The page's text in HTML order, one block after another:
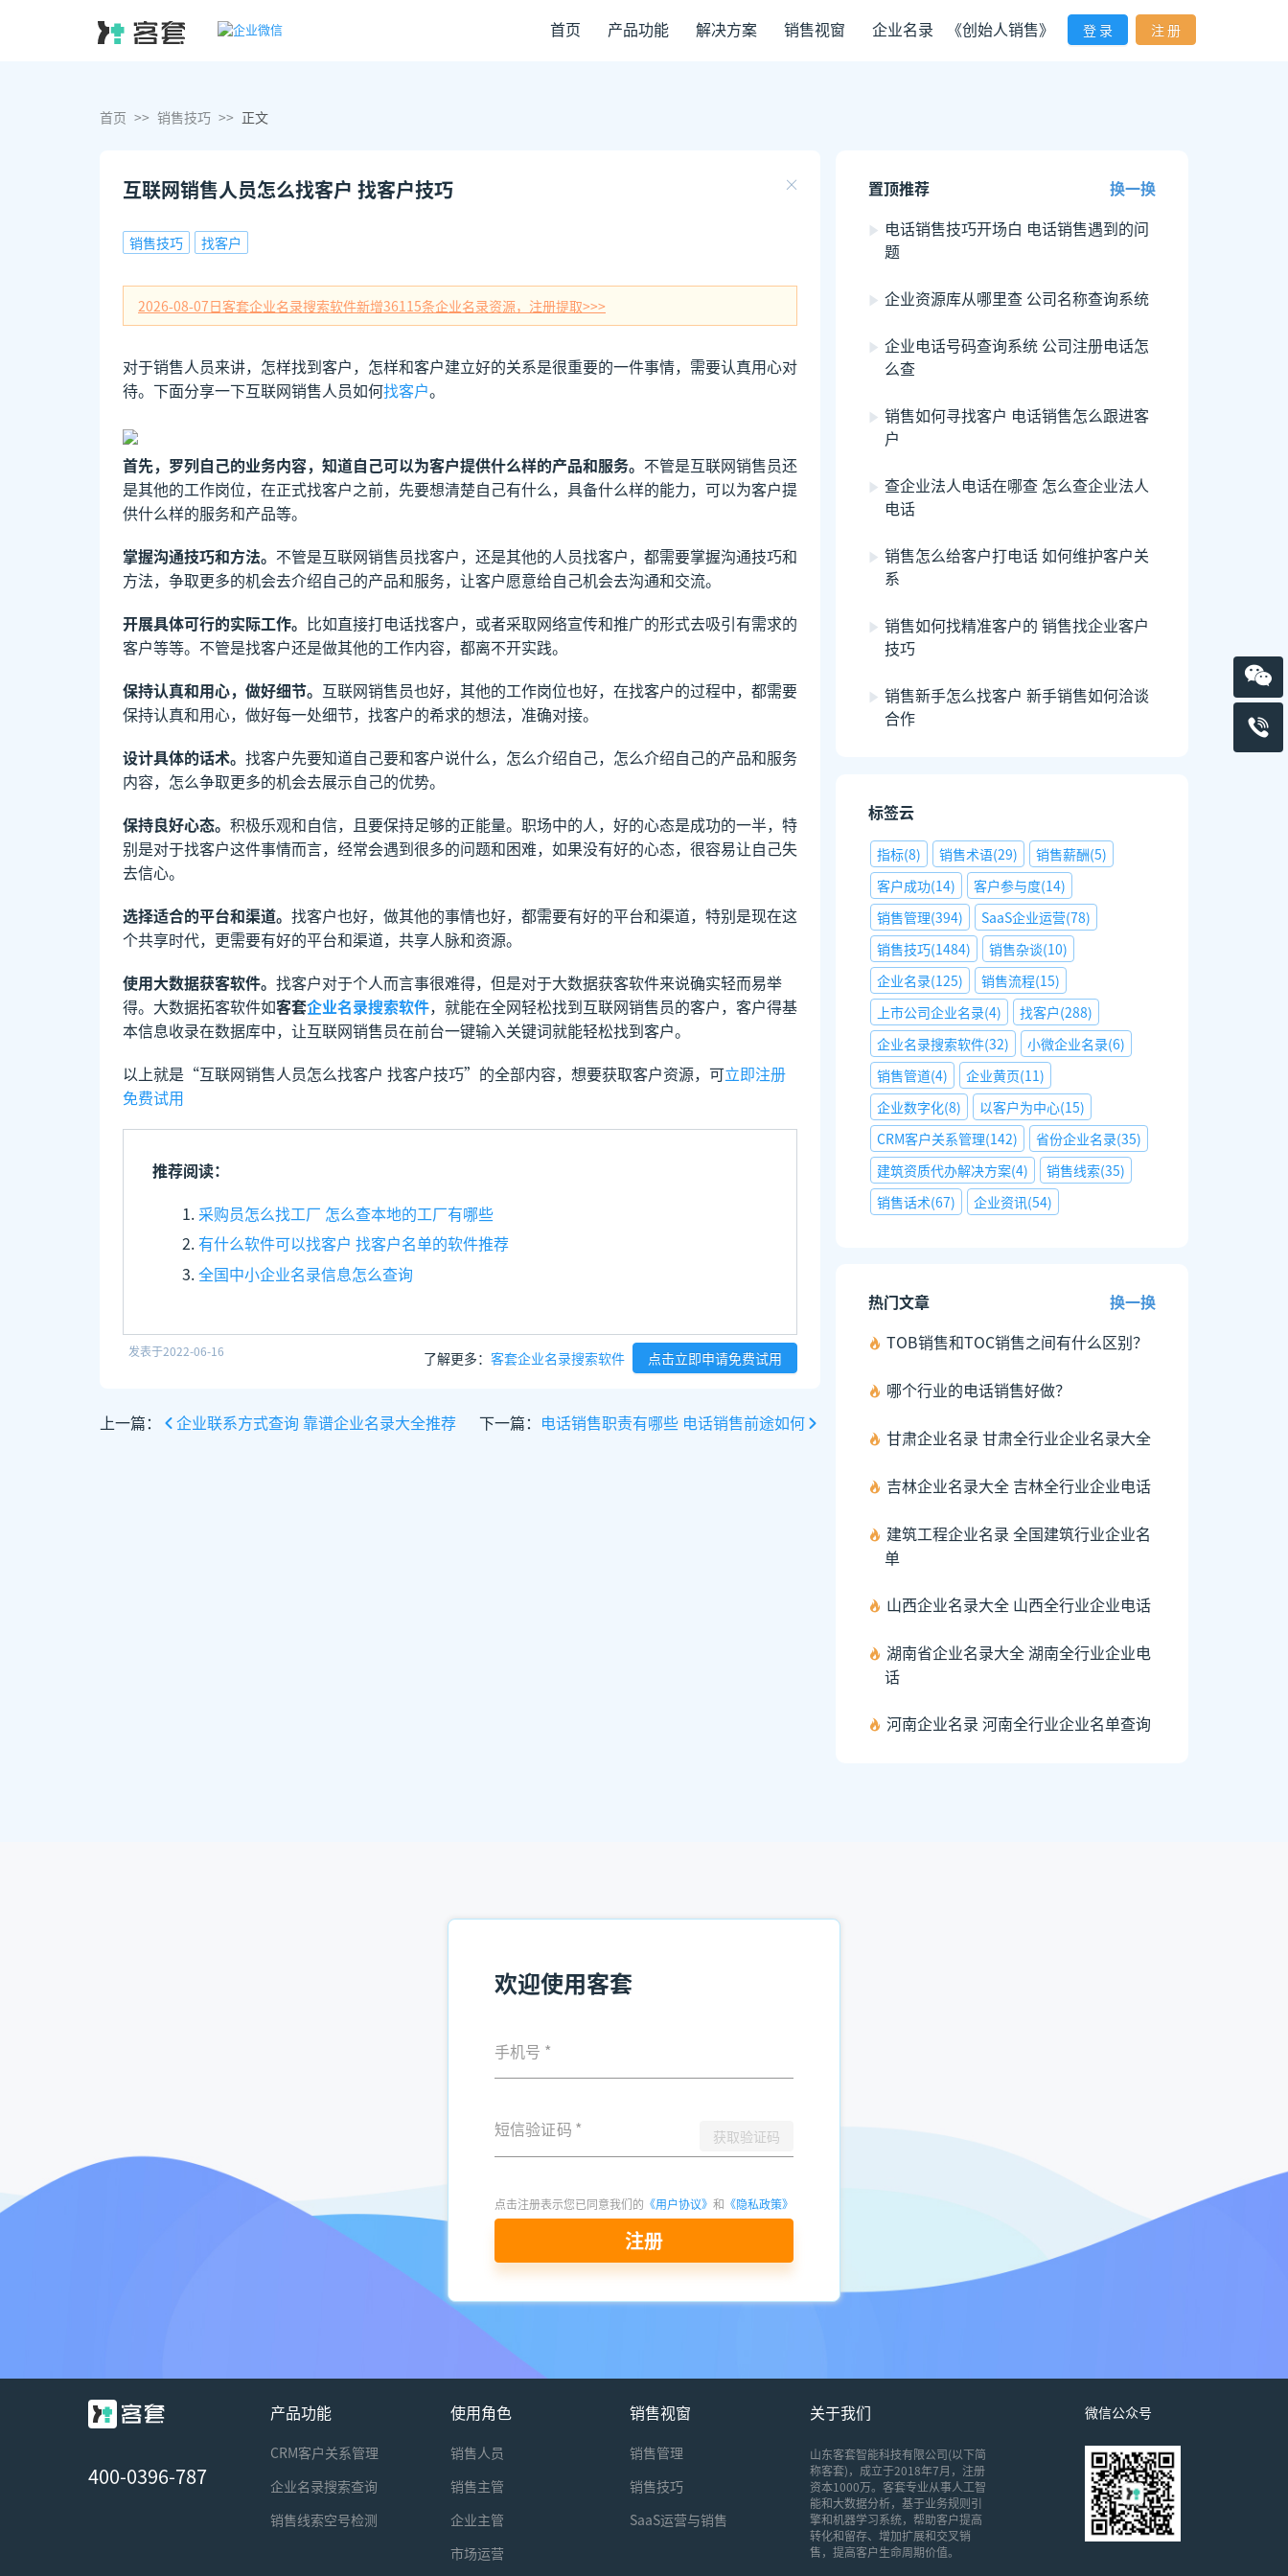
首页 产品功能 解决方案 销售视窗 企业名录 《创始人销售》 登 录 注 册
首页 >> 销售技巧 >> 正文
互联网销售人员怎么找客户 找客户技巧
销售技巧 找客户
2026-08-07日客套企业名录搜索软件新增36115条企业名录资源，注册提取>>>
对于销售人员来讲，怎样找到客户，怎样和客户建立好的关系是很重要的一件事情，需要认真用心对
待。下面分享一下互联网销售人员如何找客户。
首先，罗列自己的业务内容，知道自己可以为客户提供什么样的产品和服务。 不管是互联网销售员还
是其他的工作岗位，在正式找客户之前，先要想清楚自己有什么，具备什么样的能力，可以为客户提
供什么样的服务和产品等。
掌握沟通技巧和方法。 不管是互联网销售员找客户，还是其他的人员找客户，都需要掌握沟通技巧和
方法，争取更多的机会去介绍自己的产品和服务，让客户愿意给自己机会去沟通和交流。
开展具体可行的实际工作。 比如直接打电话找客户，或者采取网络宣传和推广的形式去吸引有需求的
客户等等。不管是找客户还是做其他的工作内容，都离不开实践。
保持认真和用心，做好细节。 互联网销售员也好，其他的工作岗位也好，在找客户的过程中，都需要
保持认真和用心，做好每一处细节，找客户的希求的想法，准确对接。
设计具体的话术。 找客户先要知道自己要和客户说什么，怎么介绍自己，怎么介绍自己的产品和服务
内容，怎么争取更多的机会去展示自己的优势。
保持良好心态。 积极乐观和自信，且要保持足够的正能量。职场中的人，好的心态是成功的一半，特
别是对于找客户这件事情而言，经常会遇到很多的问题和困难，如果没有好的心态，很容易让自己失
去信心。
选择适合的平台和渠道。 找客户也好，做其他的事情也好，都需要有好的平台和渠道，特别是现在这
个共享时代，更需要有好的平台和渠道，共享人脉和资源。
使用大数据获客软件。 找客户对于个人而言事很难得，但是对于大数据获客软件来说确实轻而易举
得。大数据拓客软件如客套企业名录搜索软件，就能在全网轻松找到互联网销售员的客户，客户得基
本信息收录在数据库中，让互联网销售员在前台一键输入关键词就能轻松找到客户。
以上就是“互联网销售人员怎么找客户 找客户技巧”的全部内容，想要获取客户资源，可立即注册
免费试用
推荐阅读：
采购员怎么找工厂 怎么查本地的工厂有哪些
有什么软件可以找客户 找客户名单的软件推荐
全国中小企业名录信息怎么查询
发表于2022-06-16 了解更多： 客套企业名录搜索软件 点击立即申请免费试用
上一篇： 企业联系方式查询 靠谱企业名录大全推荐 下一篇： 电话销售职责有哪些 电话销售前途如何
置顶推荐
换一换
电话销售技巧开场白 电话销售遇到的问
题
企业资源库从哪里查 公司名称查询系统
企业电话号码查询系统 公司注册电话怎
么查
销售如何寻找客户 电话销售怎么跟进客
户
查企业法人电话在哪查 怎么查企业法人
电话
销售怎么给客户打电话 如何维护客户关
系
销售如何找精准客户的 销售找企业客户
技巧
销售新手怎么找客户 新手销售如何洽谈
合作
标签云
指标(8) 销售术语(29) 销售薪酬(5)
客户成功(14) 客户参与度(14)
销售管理(394) SaaS企业运营(78)
销售技巧(1484) 销售杂谈(10)
企业名录(125) 销售流程(15)
上市公司企业名录(4) 找客户(288)
企业名录搜索软件(32) 小微企业名录(6)
销售管道(4) 企业黄页(11)
企业数字化(8) 以客户为中心(15)
CRM客户关系管理(142) 省份企业名录(35)
建筑资质代办解决方案(4) 销售线索(35)
销售话术(67) 企业资讯(54)
热门文章
换一换
TOB销售和TOC销售之间有什么区别？
哪个行业的电话销售好做？
甘肃企业名录 甘肃全行业企业名录大全
吉林企业名录大全 吉林全行业企业电话
建筑工程企业名录 全国建筑行业企业名
单
山西企业名录大全 山西全行业企业电话
湖南省企业名录大全 湖南全行业企业电
话
河南企业名录 河南全行业企业名单查询
欢迎使用客套
手机号 *
短信验证码 * 获取验证码
点击注册表示您已同意我们的 《用户协议》 和 《隐私政策》
注册
400-0396-787
产品功能
CRM客户关系管理
企业名录搜索查询
销售线索空号检测
使用角色
销售人员
销售主管
企业主管
市场运营
销售视窗
销售管理
销售技巧
SaaS运营与销售
关于我们
山东客套智能科技有限公司(以下简
称客套)，成立于2018年7月，注册
资本1000万。客套专业从事人工智
能和大数据分析，基于业务规则引
擎和机器学习系统，帮助客户提高
转化和留存、增加扩展和交叉销
售，提高客户生命周期价值。
微信公众号